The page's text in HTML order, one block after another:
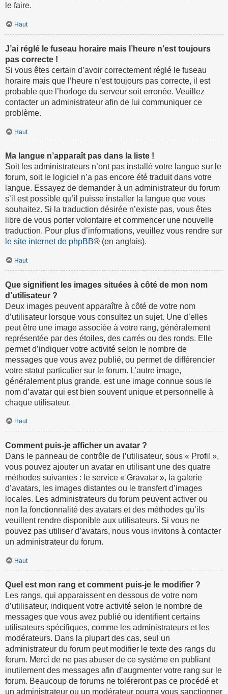
le faire.
Haut
J’ai réglé le fuseau horaire mais l’heure n’est toujours
pas correcte !
Si vous êtes certain d’avoir correctement réglé le fuseau
horaire mais que l’heure n’est toujours pas correcte, il est
probable que l’horloge du serveur soit erronée. Veuillez
contacter un administrateur afin de lui communiquer ce
problème.
Haut
Ma langue n’apparaît pas dans la liste !
Soit les administrateurs n’ont pas installé votre langue sur le
forum, soit le logiciel n’a pas encore été traduit dans votre
langue. Essayez de demander à un administrateur du forum
s’il est possible qu’il puisse installer la langue que vous
souhaitez. Si la traduction désirée n’existe pas, vous êtes
libre de vous porter volontaire et commencer une nouvelle
traduction. Pour plus d’informations, veuillez vous rendre sur
le site internet de phpBB® (en anglais).
Haut
Que signifient les images situées à côté de mon nom
d’utilisateur ?
Deux images peuvent apparaître à côté de votre nom
d’utilisateur lorsque vous consultez un sujet. Une d’elles
peut être une image associée à votre rang, généralement
représentée par des étoiles, des carrés ou des ronds. Elle
permet d’indiquer votre activité selon le nombre de
messages que vous avez publié, ou permet de différencier
votre statut particulier sur le forum. L’autre image,
généralement plus grande, est une image connue sous le
nom d’avatar qui est bien souvent unique et personnelle à
chaque utilisateur.
Haut
Comment puis-je afficher un avatar ?
Dans le panneau de contrôle de l’utilisateur, sous « Profil »,
vous pouvez ajouter un avatar en utilisant une des quatre
méthodes suivantes : le service « Gravatar », la galerie
d’avatars, les images distantes ou le transfert d’images
locales. Les administrateurs du forum peuvent activer ou
non la fonctionnalité des avatars et des méthodes qu’ils
veuillent rendre disponible aux utilisateurs. Si vous ne
pouvez pas utiliser d’avatars, nous vous invitons à contacter
un administrateur du forum.
Haut
Quel est mon rang et comment puis-je le modifier ?
Les rangs, qui apparaissent en dessous de votre nom
d’utilisateur, indiquent votre activité selon le nombre de
messages que vous avez publié ou identifient certains
utilisateurs spécifiques, comme les administrateurs et les
modérateurs. Dans la plupart des cas, seul un
administrateur du forum peut modifier le texte des rangs du
forum. Merci de ne pas abuser de ce système en publiant
inutilement des messages afin d’augmenter votre rang sur le
forum. Beaucoup de forums ne toléreront pas ce procédé et
un administrateur ou un modérateur pourra vous sanctionner